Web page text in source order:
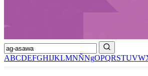
ABCDEFGHIJKLMNÑNgOPQRSTUVW